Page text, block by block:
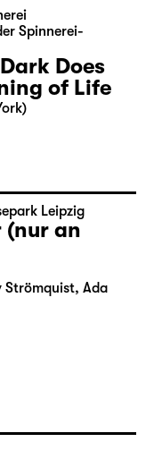
Spinnerei-
Does
of Life
Leipzig
(nur an
Ada